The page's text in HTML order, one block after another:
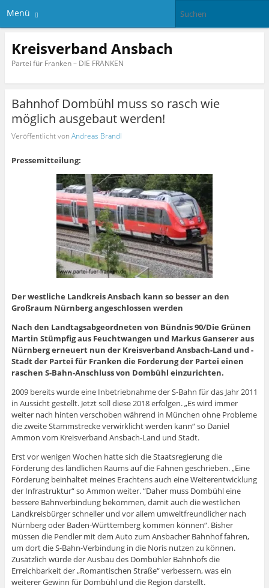
Menü
Kreisverband Ansbach
Partei für Franken – DIE FRANKEN
Bahnhof Dombühl muss so rasch wie
möglich ausgebaut werden!
Veröffentlicht von Andreas Brandl
Pressemitteilung:
Der westliche Landkreis Ansbach kann so besser an den
Großraum Nürnberg angeschlossen werden
Nach den Landtagsabgeordneten von Bündnis 90/Die Grünen
Martin Stümpfig aus Feuchtwangen und Markus Ganserer aus
Nürnberg erneuert nun der Kreisverband Ansbach-Land und -
Stadt der Partei für Franken die Forderung der Partei einen
raschen S-Bahn-Anschluss von Dombühl einzurichten.
2009 bereits wurde eine Inbetriebnahme der S-Bahn für das Jahr 2011
in Aussicht gestellt. Jetzt soll diese 2018 erfolgen. „Es wird immer
weiter nach hinten verschoben während in München ohne Probleme
die zweite Stammstrecke verwirklicht werden kann“ so Daniel
Ammon vom Kreisverband Ansbach-Land und Stadt.
Erst vor wenigen Wochen hatte sich die Staatsregierung die
Förderung des ländlichen Raums auf die Fahnen geschrieben. „Eine
Förderung beinhaltet meines Erachtens auch eine Weiterentwicklung
der Infrastruktur“ so Ammon weiter. “Daher muss Dombühl eine
bessere Bahnverbindung bekommen, damit auch die westlichen
Landkreisbürger schneller und vor allem umweltfreundlicher nach
Nürnberg oder Baden-Württemberg kommen können“. Bisher
müssen die Pendler mit dem Auto zum Ansbacher Bahnhof fahren,
um dort die S-Bahn-Verbindung in die Noris nutzen zu können.
Zusätzlich würde der Ausbau des Dombühler Bahnhofs die
Erreichbarkeit der „Romantischen Straße“ verbessern, was ein
weiterer Gewinn für Dombühl und die Region darstellt.